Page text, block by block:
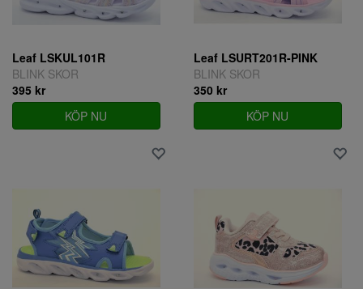
Leaf LSKUL101R
BLINK SKOR
395 kr
KÖP NU
Leaf LSURT201R-PINK
BLINK SKOR
350 kr
KÖP NU